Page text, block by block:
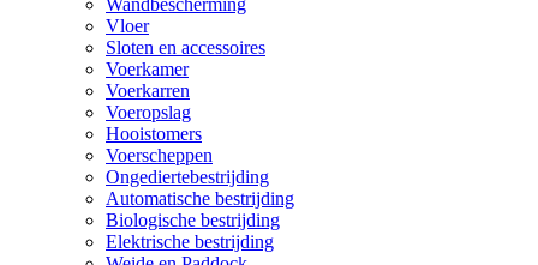
Wandbescherming
Vloer
Sloten en accessoires
Voerkamer
Voerkarren
Voeropslag
Hooistomers
Voerscheppen
Ongediertebestrijding
Automatische bestrijding
Biologische bestrijding
Elektrische bestrijding